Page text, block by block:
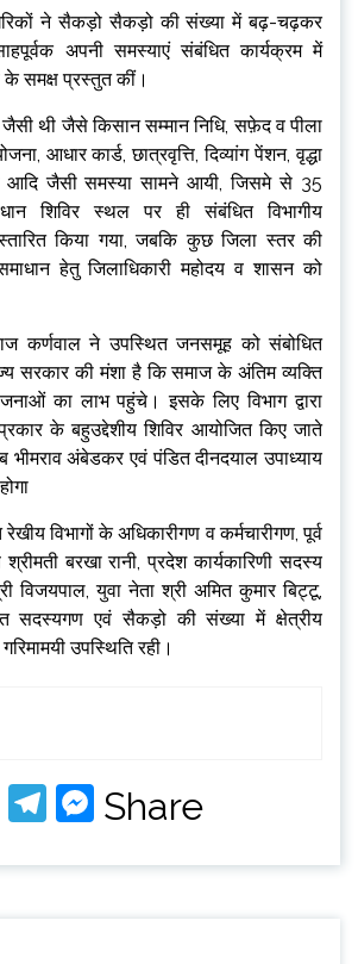
ने सैकड़ो सैकड़ो की संख्या में बढ़-चढ़कर
अपनी समस्याएं संबंधित कार्यक्रम में
के समक्ष प्रस्तुत कीं।
थी जैसे किसान सम्मान निधि, सफ़ेद व पीला
आधार कार्ड, छात्रवृत्ति, दिव्यांग पेंशन, वृद्धा
आदि जैसी समस्या सामने आयी, जिसमे से 35
शिविर स्थल पर ही संबंधित विभागीय
किया गया, जबकि कुछ जिला स्तर की
हेतु जिलाधिकारी महोदय व शासन को
कर्णवाल ने उपस्थित जनसमूह को संबोधित
सरकार की मंशा है कि समाज के अंतिम व्यक्ति
का लाभ पहुंचे। इसके लिए विभाग द्वारा
के बहुउद्देशीय शिविर आयोजित किए जाते
भीमराव अंबेडकर एवं पंडित दीनदयाल उपाध्याय
विभागों के अधिकारीगण व कर्मचारीगण, पूर्व
बरखा रानी, प्रदेश कार्यकारिणी सदस्य
विजयपाल, युवा नेता श्री अमित कुमार बिट्टू,
सदस्यगण एवं सैकड़ो की संख्या में क्षेत्रीय
उपस्थिति रही।
WhatsApp
Telegram
Messenger
Share